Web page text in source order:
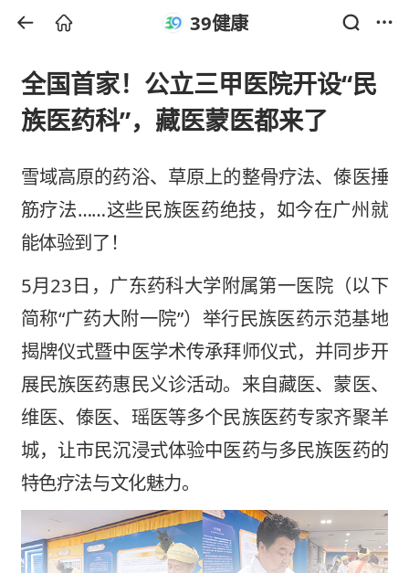
39健康
全国首家！公立三甲医院开设“民
族医药科”，藏医蒙医都来了
雪域高原的药浴、草原上的整骨疗法、傣医捶
筋疗法……这些民族医药绝技，如今在广州就
能体验到了！
5月23日，广东药科大学附属第一医院（以下
简称“广药大附一院”）举行民族医药示范基地
揭牌仪式暨中医学术传承拜师仪式，并同步开
展民族医药惠民义诊活动。来自藏医、蒙医、
维医、傣医、瑶医等多个民族医药专家齐聚羊
城，让市民沉浸式体验中医药与多民族医药的
特色疗法与文化魅力。